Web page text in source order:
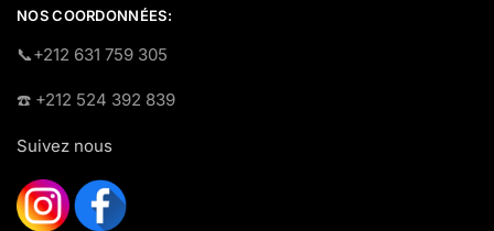
NOS COORDONNÉES:
​📞+212 631 759 305
☎️​ +212 524 392 839
Suivez nous